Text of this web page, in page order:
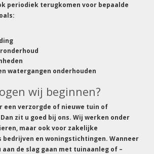
periodiek terugkomen voor bepaalde
watergangen onderhouden
wij beginnen?
een verzorgde of nieuwe tuin of
zit u goed bij ons. Wij werken onder
maar ook voor zakelijke
bedrijven en woningstichtingen. Wanneer
de slag gaan met tuinaanleg of –